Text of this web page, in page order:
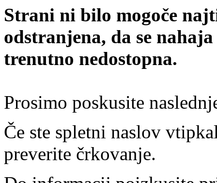
Strani ni bilo mogoče
odstranjena, da se
trenutno nedostopna.
Prosimo poskusite
Če ste spletni naslov
preverite črkovanje.